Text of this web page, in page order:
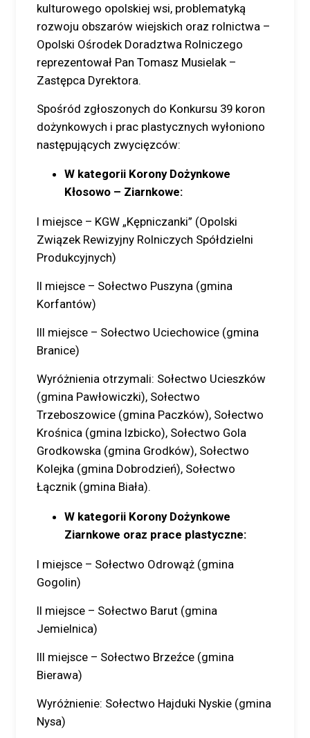
kulturowego opolskiej wsi, problematyką
rozwoju obszarów wiejskich oraz rolnictwa –
Opolski Ośrodek Doradztwa Rolniczego
reprezentował Pan Tomasz Musielak –
Zastępca Dyrektora.
Spośród zgłoszonych do Konkursu 39 koron
dożynkowych i prac plastycznych wyłoniono
następujących zwycięzców:
W kategorii Korony Dożynkowe
Kłosowo – Ziarnkowe:
I miejsce – KGW „Kępniczanki” (Opolski
Związek Rewizyjny Rolniczych Spółdzielni
Produkcyjnych)
II miejsce – Sołectwo Puszyna (gmina
Korfantów)
III miejsce – Sołectwo Uciechowice (gmina
Branice)
Wyróżnienia otrzymali: Sołectwo Ucieszków
(gmina Pawłowiczki), Sołectwo
Trzeboszowice (gmina Paczków), Sołectwo
Krośnica (gmina Izbicko), Sołectwo Gola
Grodkowska (gmina Grodków), Sołectwo
Kolejka (gmina Dobrodzień), Sołectwo
Łącznik (gmina Biała).
W kategorii Korony Dożynkowe
Ziarnkowe oraz prace plastyczne:
I miejsce – Sołectwo Odrowąż (gmina
Gogolin)
II miejsce – Sołectwo Barut (gmina
Jemielnica)
III miejsce – Sołectwo Brzeźce (gmina
Bierawa)
Wyróżnienie: Sołectwo Hajduki Nyskie (gmina
Nysa)